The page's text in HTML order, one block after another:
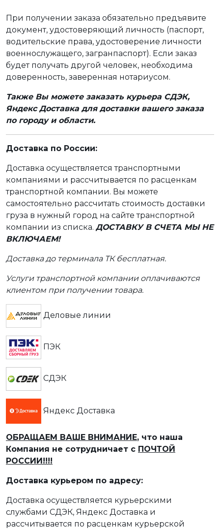
При получении заказа обязательно предъявите
документ, удостоверяющий личность (паспорт,
водительские права, удостоверение личности
военнослужащего, загранпаспорт). Если заказ
будет получать другой человек, необходима
доверенность, заверенная нотариусом.
Также Вы можете заказать курьера СДЭК,
Яндекс Доставка для доставки вашего заказа
по городу и области.
Доставка по России:
Доставка осуществляется транспортными
компаниями и рассчитывается по расценкам
транспортной компании. Вы можете
самостоятельно рассчитать стоимость доставки
груза в нужный город на сайте транспортной
компании из списка. ДОСТАВКУ В СЧЕТА МЫ НЕ
ВКЛЮЧАЕМ!
Доставка до терминала ТК бесплатная.
Услуги транспортной компании оплачиваются
клиентом при получении товара.
Деловые линии
ПЭК
СДЭК
Яндекс Доставка
ОБРАЩАЕМ ВАШЕ ВНИМАНИЕ, что наша
Компания не сотрудничает с ПОЧТОЙ
РОССИИ!!!!
Доставка курьером по адресу:
Доставка осуществляется курьерскими
службами СДЭК, Яндекс Доставка и
рассчитывается по расценкам курьерской